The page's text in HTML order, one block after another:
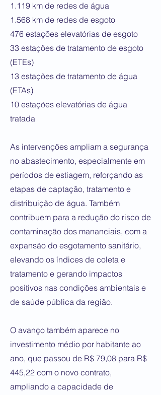
1.119 km de redes de água
1.568 km de redes de esgoto
476 estações elevatórias de esgoto
33 estações de tratamento de esgoto
(ETEs)
13 estações de tratamento de água
(ETAs)
10 estações elevatórias de água
tratada
As intervenções ampliam a segurança
no abastecimento, especialmente em
períodos de estiagem, reforçando as
etapas de captação, tratamento e
distribuição de água. Também
contribuem para a redução do risco de
contaminação dos mananciais, com a
expansão do esgotamento sanitário,
elevando os índices de coleta e
tratamento e gerando impactos
positivos nas condições ambientais e
de saúde pública da região.
O avanço também aparece no
investimento médio por habitante ao
ano, que passou de R$ 79,08 para R$
445,22 com o novo contrato,
ampliando a capacidade de